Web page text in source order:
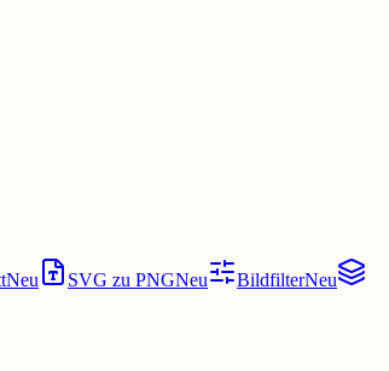
Neu SVG zu PNGNeu BildfilterNeu